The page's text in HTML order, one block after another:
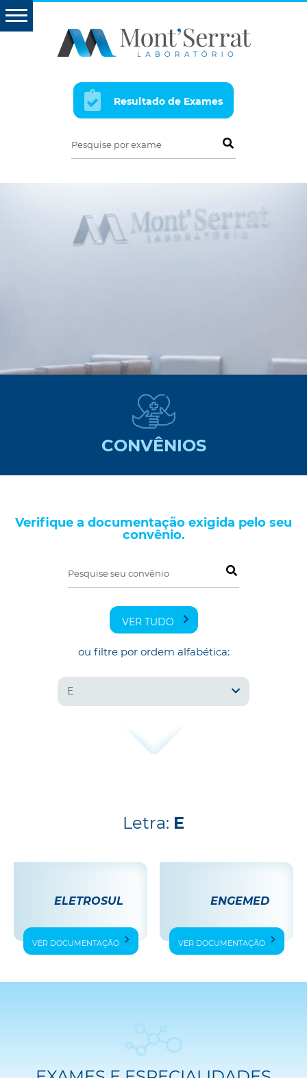
Resultado de Exames
Pesquise por exame
CONVÊNIOS
Verifique a documentação exigida pelo seu
convênio.
Pesquise seu convênio
VER TUDO
ou filtre por ordem alfabética:
E
Letra: E
ELETROSUL
VER DOCUMENTAÇÃO
ENGEMED
VER DOCUMENTAÇÃO